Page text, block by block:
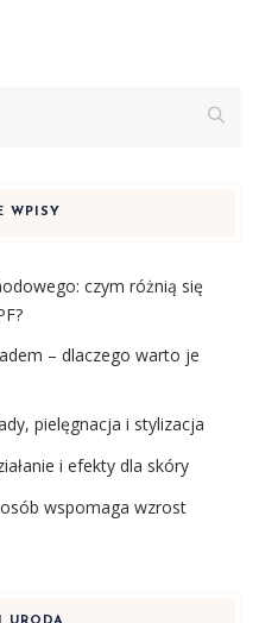
WPISY
czym różnią się
– dlaczego warto je
pielęgnacja i stylizacja
i efekty dla skóry
wspomaga wzrost